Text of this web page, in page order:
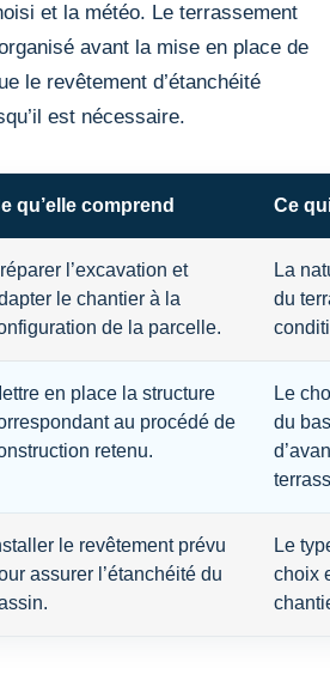
et la météo. Le terrassement
avant la mise en place de
le revêtement d’étanchéité
est nécessaire.
qu’elle comprend Ce
l’excavation et
le chantier à la
de la parcelle.
La
du
en place la structure
au procédé de
retenu.
Le
du
le revêtement prévu
assurer l’étanchéité du
Le
choix